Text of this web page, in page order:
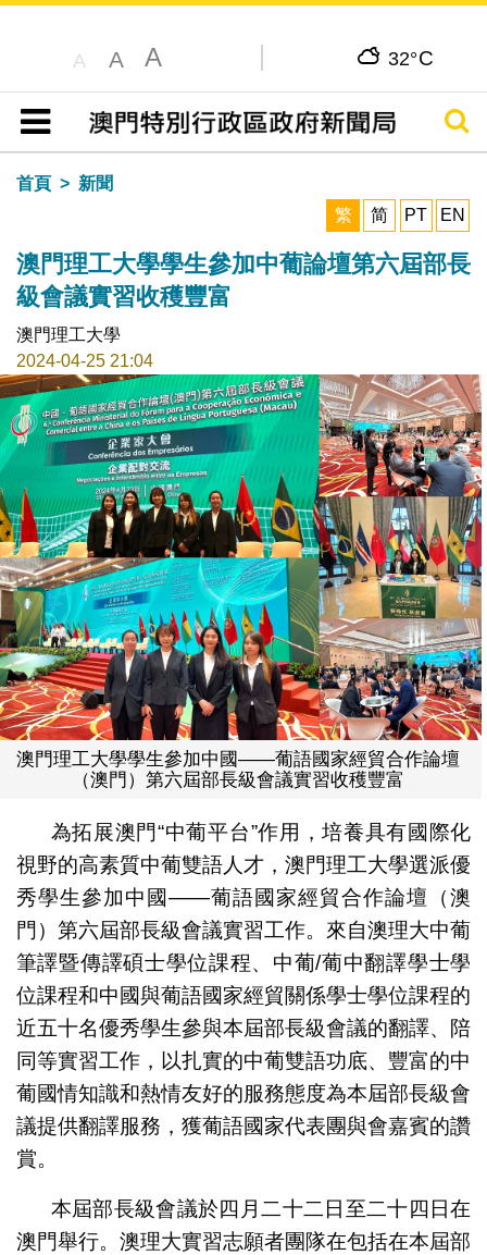
A A A 32°C
目錄
搜尋
首頁
新聞
繁
简 PT EN
澳門理工大學學生參加中葡論壇第六屆部長
級會議實習收穫豐富
澳門理工大學
2024-04-25 21:04
澳門理工大學學生參加中國——葡語國家經貿合作論壇
（澳門）第六屆部長級會議實習收穫豐富
為拓展澳門“中葡平台”作用，培養具有國際化
視野的高素質中葡雙語人才，澳門理工大學選派優
秀學生參加中國——葡語國家經貿合作論壇（澳
門）第六屆部長級會議實習工作。來自澳理大中葡
筆譯暨傳譯碩士學位課程、中葡/葡中翻譯學士學
位課程和中國與葡語國家經貿關係學士學位課程的
近五十名優秀學生參與本屆部長級會議的翻譯、陪
同等實習工作，以扎實的中葡雙語功底、豐富的中
葡國情知識和熱情友好的服務態度為本屆部長級會
議提供翻譯服務，獲葡語國家代表團與會嘉賓的讚
賞。
本屆部長級會議於四月二十二日至二十四日在
澳門舉行。澳理大實習志願者團隊在包括在本屆部